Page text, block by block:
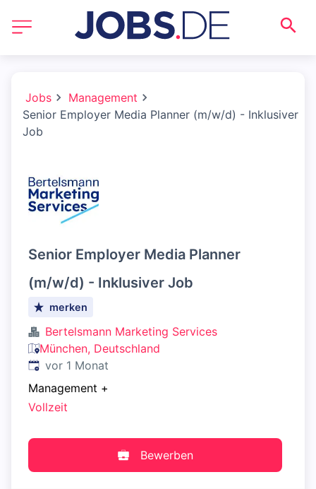
Jobs
Management
Senior Employer Media Planner (m/w/d) - Inklusiver
Job
Senior Employer Media Planner
(m/w/d) - Inklusiver Job
merken
Bertelsmann Marketing Services
München, Deutschland
Veröffentlicht:
vor 1 Monat
Management +
Vollzeit
Bewerben